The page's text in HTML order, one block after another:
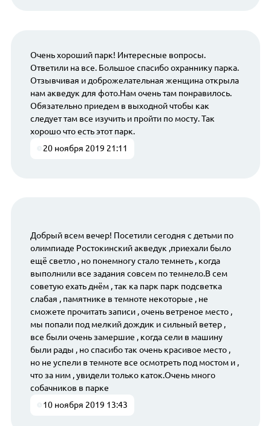
Очень хороший парк! Интересные вопросы.
Ответили на все. Большое спасибо охраннику парка.
Отзывчивая и доброжелательная женщина открыла
нам акведук для фото.Нам очень там понравилось.
Обязательно приедем в выходной чтобы как
следует там все изучить и пройти по мосту. Так
хорошо что есть этот парк.
20 ноября 2019 21:11
Добрый всем вечер! Посетили сегодня с детьми по
олимпиаде Ростокинский акведук ,приехали было
ещё светло , но понемногу стало темнеть , когда
выполнили все задания совсем по темнело.В сем
советую ехать днём , так ка парк парк подсветка
слабая , памятнике в темноте некоторые , не
сможете прочитать записи , очень ветреное место ,
мы попали под мелкий дождик и сильный ветер ,
все были очень замершие , когда сели в машину
были рады , но спасибо так очень красивое место ,
но не успели в темноте все осмотреть под мостом и ,
что за ним , увидели только каток.Очень много
собачников в парке
10 ноября 2019 13:43